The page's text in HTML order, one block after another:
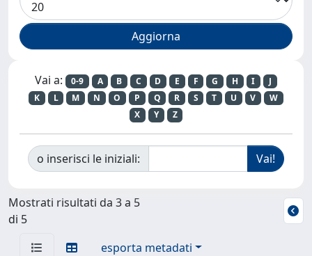
Vai a: 0-9 A B C D E F G H I
J
K
L M N O P Q R S T U V
W
X
Y Z
o inserisci le iniziali:
Mostrati risultati da 3 a 5
di 5
esporta metadati